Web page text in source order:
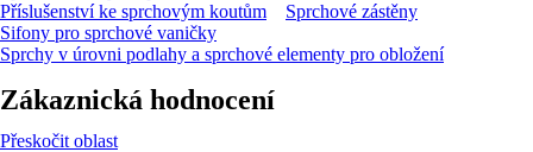
Příslušenství ke sprchovým koutům
Sprchové zástěny
Sifony pro sprchové vaničky
Sprchy v úrovni podlahy a sprchové elementy pro obložení
Zákaznická hodnocení
Přeskočit oblast